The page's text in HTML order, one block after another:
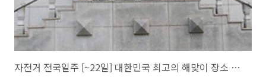
자전거 전국일주 [~22일] 대한민국 최고의 해맞이 장소 호미곶